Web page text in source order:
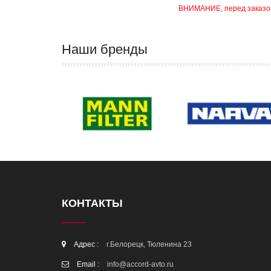
ВНИМАНИЕ, перед
Наши бренды
КОНТАКТЫ
Адрес : г.Белорецк, Тюленина 23
Email : info@accord-avto.ru